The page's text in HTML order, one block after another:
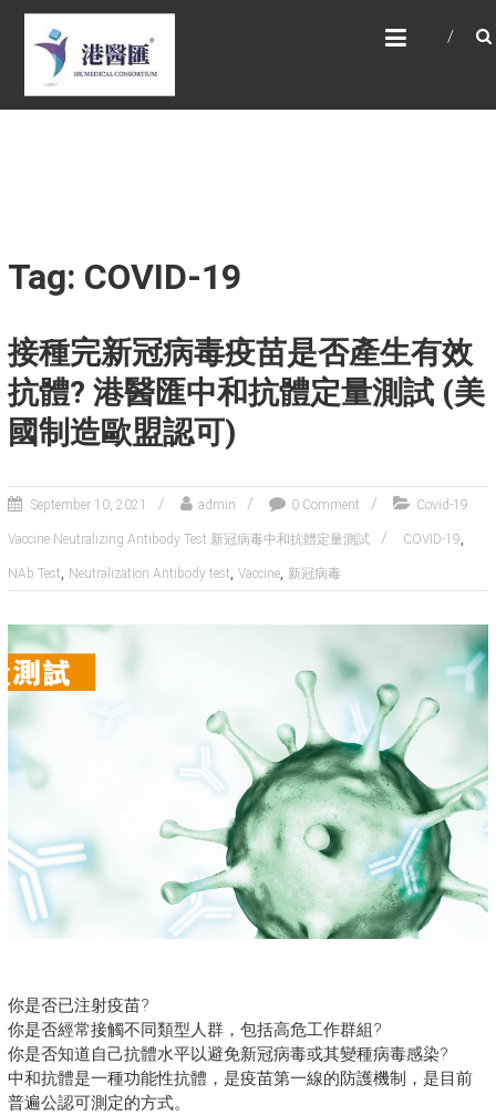
Skip
content
HONG KONG MEDICAL
CONSORTIUM LIMITED 港
醫匯
HEALTH CARE 醫健服務, GENERAL PRACTICE
Tag: COVID-19
接種完新冠病毒疫苗是否產生有效
抗體? 港醫匯中和抗體定量測試 (美
國制造歐盟認可)
September 10, 2021 admin 0 Comment Covid-19
Vaccine Neutralizing Antibody Test 新冠病毒中和抗體定量測試 COVID-19
NAb Test Neutralization Antibody test Vaccine, 新冠病毒
你是否已注射疫苗?
你是否經常接觸不同類型人群，包括高危工作群組?
你是否知道自己抗體水平以避免新冠病毒或其變種病毒感染?
中和抗體是一種功能性抗體，是疫苗第一線的防護機制，是目前
普遍公認可測定的方式。